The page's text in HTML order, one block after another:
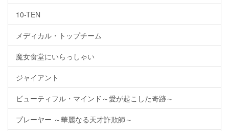
10-TEN
メディカル・トップチーム
魔女食堂にいらっしゃい
ジャイアント
ビューティフル・マインド～愛が起こした奇跡～
プレーヤー ～華麗なる天才詐欺師～